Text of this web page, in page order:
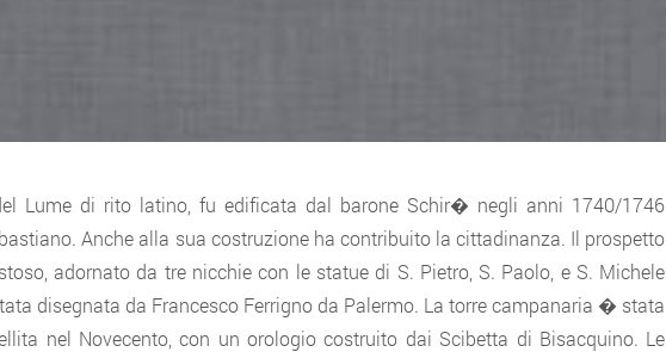
Lume di rito latino, fu edificata dal barone Schir� negli anni 1740/1746
Anche alla sua costruzione ha contribuito la cittadinanza. Il prospetto
adornato da tre nicchie con le statue di S. Pietro, S. Paolo, e S. Michele
disegnata da Francesco Ferrigno da Palermo. La torre campanaria � stata
nel Novecento, con un orologio costruito dai Scibetta di Bisacquino. Le